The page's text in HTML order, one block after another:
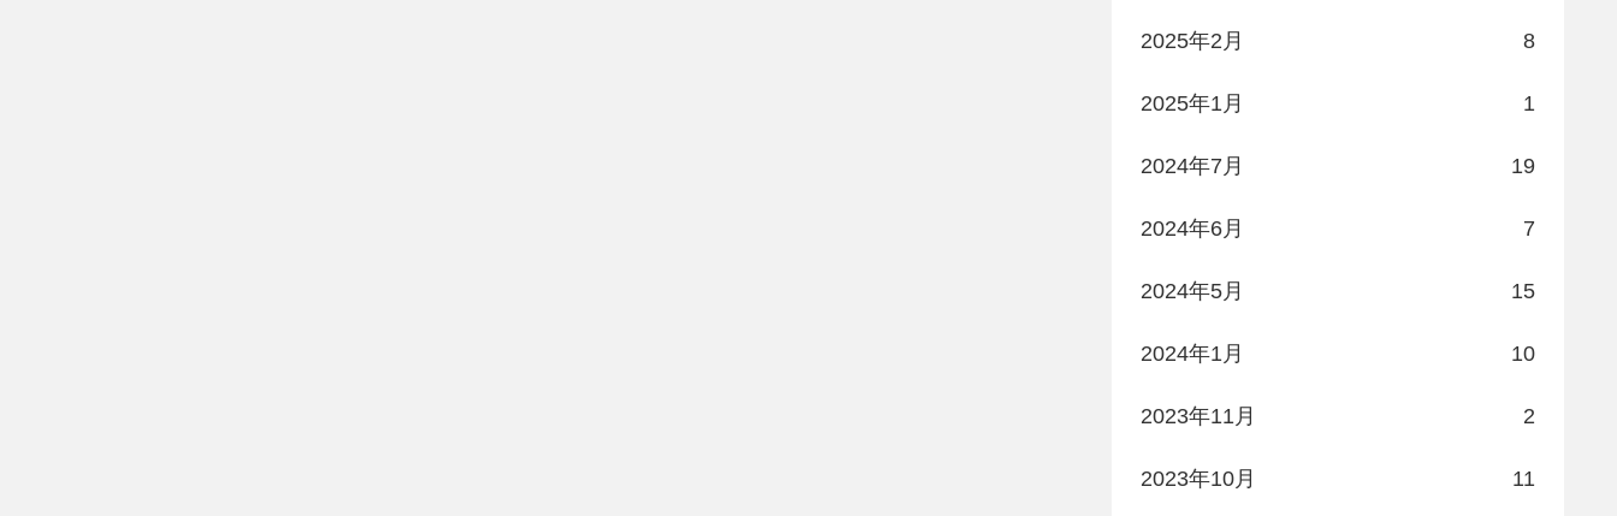
2025年2月 8
2025年1月 1
2024年7月 19
2024年6月 7
2024年5月 15
2024年1月 10
2023年11月 2
2023年10月 11